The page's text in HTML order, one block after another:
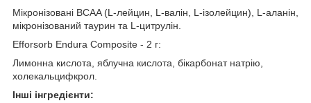
Мікронізовані BCAA (L-лейцин, L-валін, L-ізолейцин), L-аланін,
мікронізований таурин та L-цитрулін.
Efforsorb Endura Composite - 2 г:
Лимонна кислота, яблучна кислота, бікарбонат натрію,
холекальцифкрол.
Інші інгредієнти: